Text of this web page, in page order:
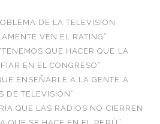
DE LA TELEVISIÓN
VEN EL RATING”
QUE HACER QUE LA
EN EL CONGRESO”
ENSEÑARLE A LA GENTE A
DE TELEVISIÓN”
QUE LAS RADIOS NO CIERREN